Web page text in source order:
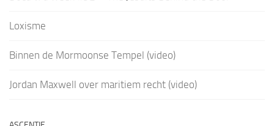
Loxisme
Binnen de Mormoonse Tempel (video)
Jordan Maxwell over maritiem recht (video)